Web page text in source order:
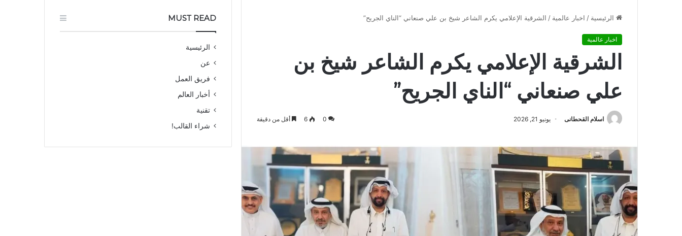
الرئيسية / اخبار عالمية / الشرقية الإعلامي يكرم الشاعر شيخ بن علي صنعاني “الناي الجريح”
اخبار عالمية
الشرقية الإعلامي يكرم الشاعر شيخ بن
علي صنعاني “الناي الجريح”
اسلام القحطانى يونيو 21, 2026 0
6 أقل من دقيقة
MUST READ
الرئيسية
عن
فريق العمل
أخبار العالم
تقنية
شراء القالب!